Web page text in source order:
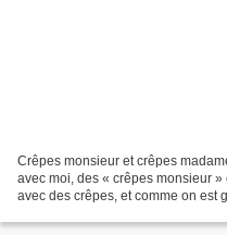
Crêpes monsieur et crêpes madame Aujourd’hui je vous propose de
avec moi, des « crêpes monsieur »
avec des crêpes, et comme on est